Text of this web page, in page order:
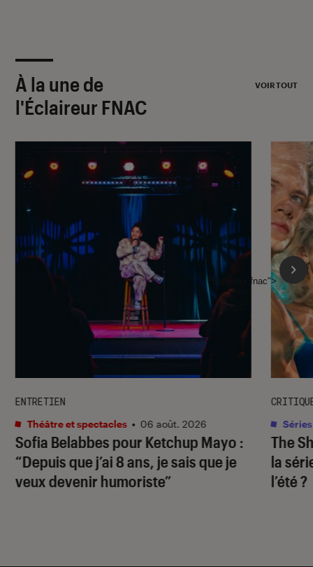
À la une de
l'Éclaireur FNAC
VOIR TOUT
Sofia Belabbes pour Ketchup Mayo :
“Depuis que j’ai 8 ans, je sais que je
veux devenir humoriste”
ENTRETIEN
Théâtre et spectacles • 06 août. 2026
The
la
l’été ?
Séries
l'Éclaireur fnac">